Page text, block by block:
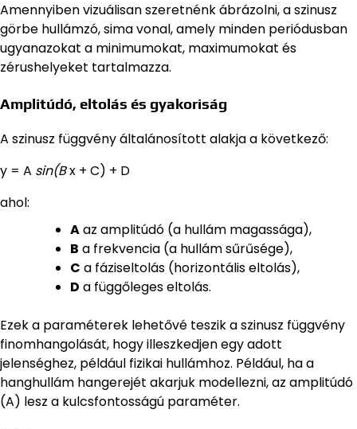
Amennyiben vizuálisan szeretnénk ábrázolni, a szinusz
görbe hullámzó, sima vonal, amely minden periódusban
ugyanazokat a minimumokat, maximumokat és
zérushelyeket tartalmazza.
Amplitúdó, eltolás és gyakoriság
A szinusz függvény általánosított alakja a következő:
y = A sin(Bx + C) + D
ahol:
Aaz amplitúdó (a hullám magassága),
B a frekvencia (a hullám sűrűsége),
C a fáziseltolás (horizontális eltolás),
D a függőleges eltolás.
Ezek a paraméterek lehetővé teszik a szinusz függvény
finomhangolását, hogy illeszkedjen egy adott
jelenséghez, például fizikai hullámhoz. Például, ha a
hanghullám hangerejét akarjuk modellezni, az amplitúdó
(A) lesz a kulcsfontosságú paraméter.